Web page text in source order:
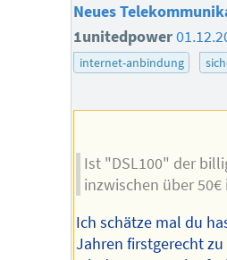
Neues
1unitedpower
internet-anbindung
Ist "DSL100" der
inzwischen über 50€
Ich schätze mal du
Jahren firstgerecht